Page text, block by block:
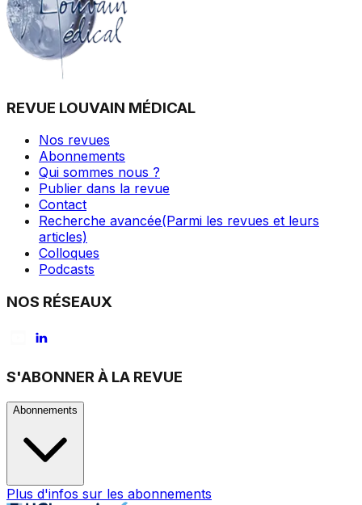
REVUE LOUVAIN MÉDICAL
Nos revues
Abonnements
Qui sommes nous ?
Publier dans la revue
Contact
Recherche avancée(Parmi les revues et leurs
articles)
Colloques
Podcasts
NOS RÉSEAUX
S'ABONNER À LA REVUE
Abonnements
Plus d'infos sur les abonnements